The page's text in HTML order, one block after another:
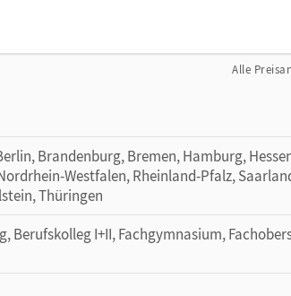
Alle
Brandenburg, Bremen, Hamburg,
Westfalen, Rheinland-Pfalz,
Thüringen
Berufskolleg I+II, Fachgymnasium,